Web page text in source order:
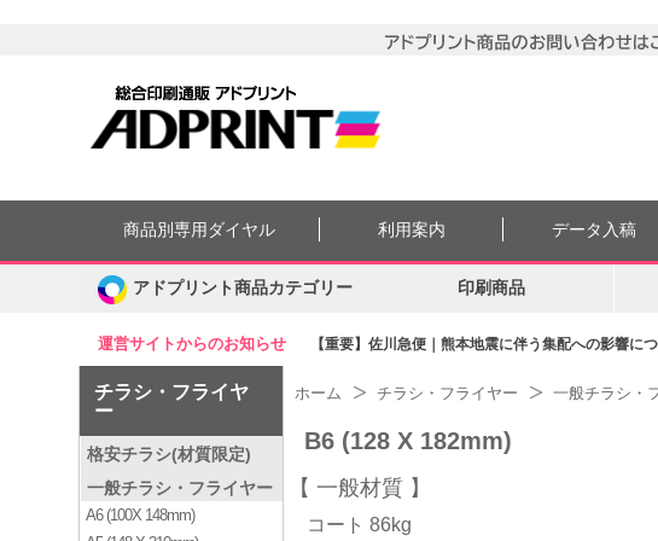
運営サイトからのお知らせ 【重要】佐川急便｜熊本地震に伴う集配への影響に
商品別専用ダイヤル 利用案内 データ入稿
アドプリント商品カテゴリー 印刷商品
チラシ・フライヤ
ー
格安チラシ(材質限定)
一般チラシ・フライヤー
A6 (100X 148mm)
ホーム チラシ・フライヤー 一般チラシ・
B6 (128 X 182mm)
一般材質
コート 86kg